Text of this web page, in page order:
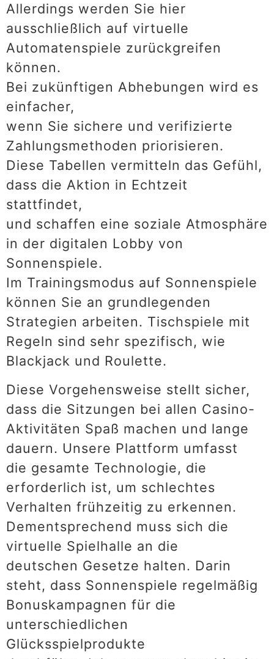
Allerdings werden Sie hier
ausschließlich auf virtuelle
Automatenspiele zurückgreifen
können.
Bei zukünftigen Abhebungen wird es
einfacher,
wenn Sie sichere und verifizierte
Zahlungsmethoden priorisieren.
Diese Tabellen vermitteln das Gefühl,
dass die Aktion in Echtzeit
stattfindet,
und schaffen eine soziale Atmosphäre
in der digitalen Lobby von
Sonnenspiele.
Im Trainingsmodus auf Sonnenspiele
können Sie an grundlegenden
Strategien arbeiten. Tischspiele mit
Regeln sind sehr spezifisch, wie
Blackjack und Roulette.
Diese Vorgehensweise stellt sicher,
dass die Sitzungen bei allen Casino-
Aktivitäten Spaß machen und lange
dauern. Unsere Plattform umfasst
die gesamte Technologie, die
erforderlich ist, um schlechtes
Verhalten frühzeitig zu erkennen.
Dementsprechend muss sich die
virtuelle Spielhalle an die
deutschen Gesetze halten. Darin
steht, dass Sonnenspiele regelmäßig
Bonuskampagnen für die
unterschiedlichen
Glücksspielprodukte